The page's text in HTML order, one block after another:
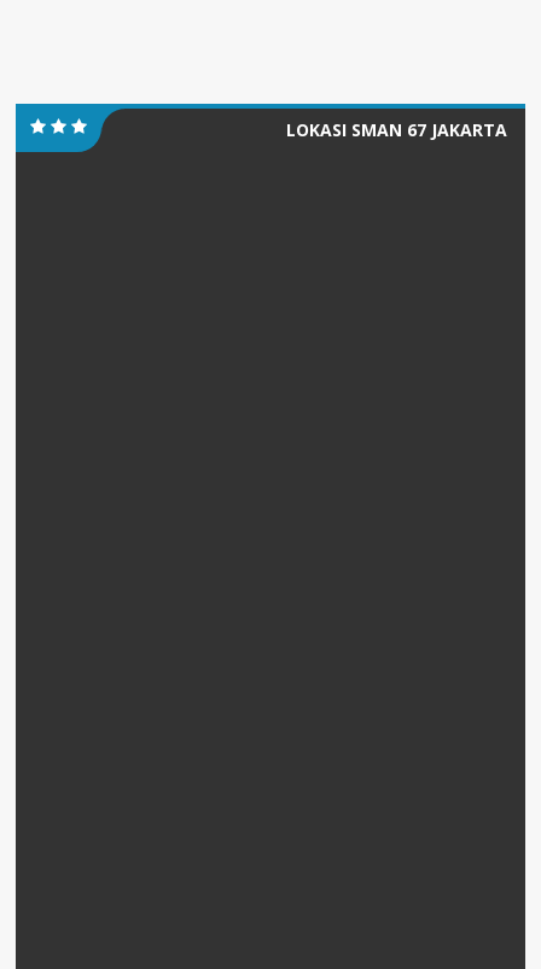
LOKASI SMAN 67 JAKARTA